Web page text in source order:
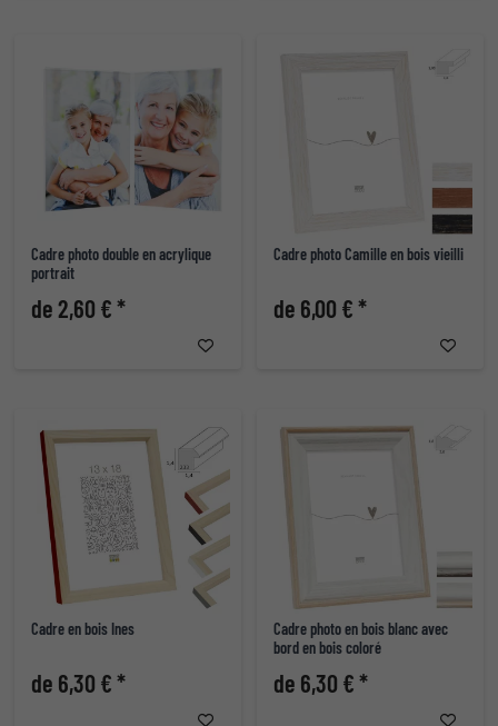
Cadre photo double en acrylique
portrait
de 2,60 € *
Cadre photo Camille en bois vieilli
de 6,00 € *
Cadre en bois Ines
de 6,30 € *
Cadre photo en bois blanc avec
bord en bois coloré
de 6,30 € *